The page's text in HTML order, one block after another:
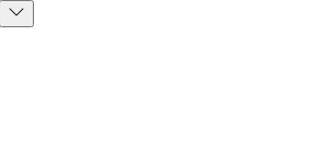
Показывать
подменю